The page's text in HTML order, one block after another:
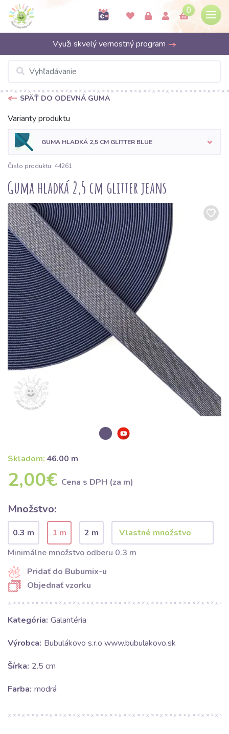
0
Využi skvelý vernostný program
SPÄŤ DO ODEVNÁ GUMA
Varianty produktu
GUMA HLADKÁ 2,5 CM GLITTER BLUE
Číslo produktu: 44261
Guma hladká 2,5 cm glitter jeans
Skladom: 46.00 m
2,00€ Cena s DPH (za m)
Množstvo:
0.3 m 1 m
2 m
Minimálne množstvo odberu 0.3 m
Pridať do Bubumix-u
Objednať vzorku
Kategória: Galantéria
Výrobca: Bubulákovo s.r.o www.bubulakovo.sk
Šírka: 2.5 cm
Farba: modrá